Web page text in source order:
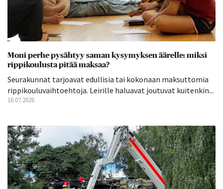
Moni perhe pysähtyy saman kysymyksen äärelle: miksi
rippikoulusta pitää maksaa?
Seurakunnat tarjoavat edullisia tai kokonaan maksuttomia
rippikouluvaihtoehtoja. Leirille haluavat joutuvat kuitenkin...
16.07.2026